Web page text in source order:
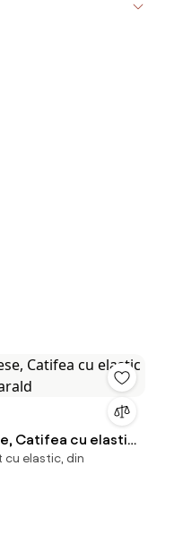
Catifea cu elastic
cu elastic, din